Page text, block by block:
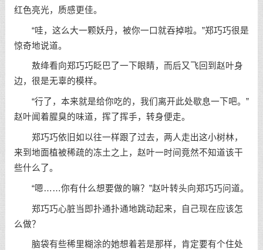
红色亮光，质感更佳。
“哇，这么大一颗妖丹，被你一口就吞掉啦。”郑巧巧很是
惊奇地说道。
敖绛看向郑巧巧眨巴了一下眼睛，而后又飞回到赵叶身
边，很是无辜的模样。
“行了，本来就是给你吃的，我们离开此处歇息一下吧。”
赵叶闻着腥臭的味道，挥了挥手，转身便走。
郑巧巧依旧如以往一样跟了过去，两人走出这小树林，
来到地面植被稀疏的冻土之上，赵叶一时间竟然不知道该干
些什么了。
“嗯……你有什么想要做的嘛？”赵叶转头向郑巧巧问道。
郑巧巧心脏当即扑通扑通地跳动起来，自己现在应该怎
么做？
脑袋有些稀里糊涂的她想着若是那样，肯定要有个住处